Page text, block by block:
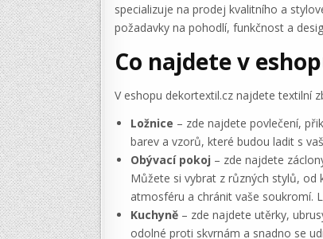
specializuje na prodej kvalitního a
požadavky na pohodlí, funkčnost a
Co najdete v
V eshopu dekortextil.cz najdete textilní
Ložnice – zde najdete povlečení,
barev a vzorů, které budou ladit s
Obývací pokoj – zde najdete
Můžete si vybrat z různých stylů,
atmosféru a chránit vaše soukromí.
Kuchyně – zde najdete utěrky,
odolné proti skvrnám a snadno se